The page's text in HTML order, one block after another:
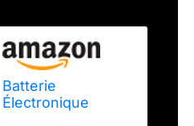
Batterie
Électronique